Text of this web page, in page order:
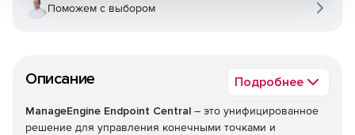
Описание Подробнее
ManageEngine Endpoint Central – это унифицированное
решение для управления конечными точками и
Поможем с выбором